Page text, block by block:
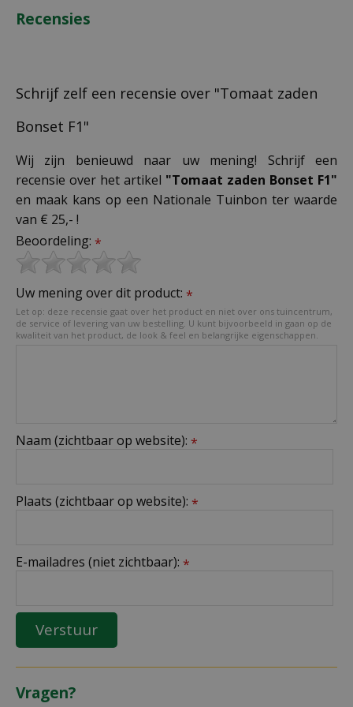
Recensies
Schrijf zelf een recensie over "Tomaat zaden
Bonset F1"
Wij zijn benieuwd naar uw mening! Schrijf een
recensie over het artikel "Tomaat zaden Bonset F1"
en maak kans op een Nationale Tuinbon ter waarde
van € 25,- !
Beoordeling: *
Uw mening over dit product: *
Let op: deze recensie gaat over het product en niet over ons tuincentrum,
de service of levering van uw bestelling. U kunt bijvoorbeeld in gaan op de
kwaliteit van het product, de look & feel en belangrijke eigenschappen.
Naam (zichtbaar op website): *
Plaats (zichtbaar op website): *
E-mailadres (niet zichtbaar): *
Vragen?